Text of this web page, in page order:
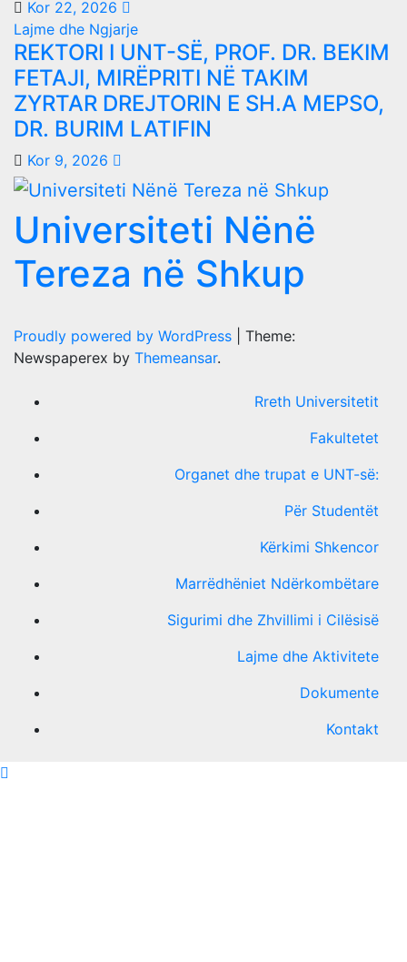
Kor 22, 2026
Lajme dhe Ngjarje
REKTORI I UNT-SË, PROF. DR. BEKIM
FETAJI, MIRËPRITI NË TAKIM
ZYRTAR DREJTORIN E SH.A MEPSO,
DR. BURIM LATIFIN
Kor 9, 2026
Universiteti Nënë
Tereza në Shkup
Proudly powered by WordPress
Theme:
Newspaperex by Themeansar.
Rreth Universitetit
Fakultetet
Organet dhe trupat e UNT-së:
Për Studentët
Kërkimi Shkencor
Marrëdhëniet Ndërkombëtare
Sigurimi dhe Zhvillimi i Cilësisë
Lajme dhe Aktivitete
Dokumente
Kontakt